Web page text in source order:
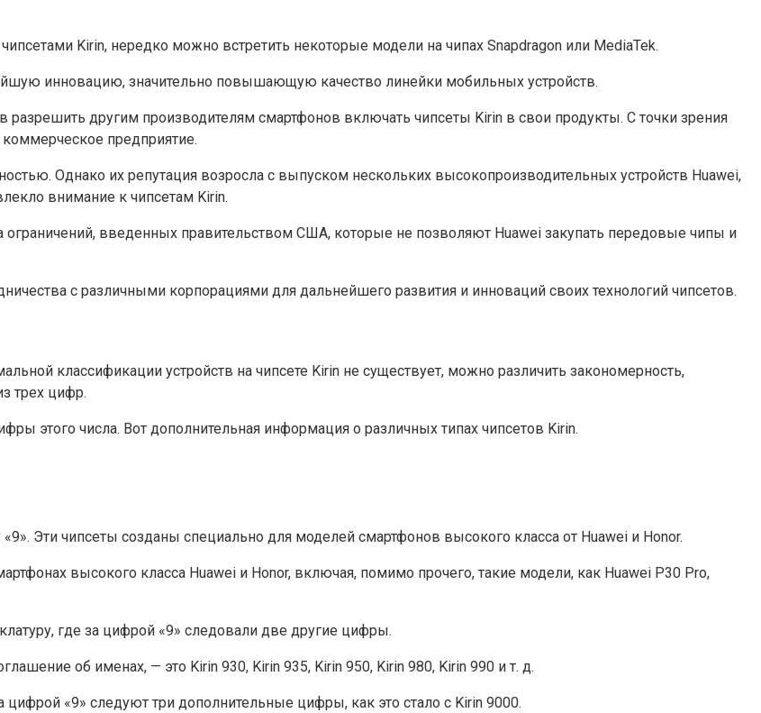
Kirin, нередко можно встретить некоторые модели на чипах Snapdragon или MediaTek.
инновацию, значительно повышающую качество линейки мобильных устройств.
другим производителям смартфонов включать чипсеты Kirin в свои продукты. С точки зрения
коммерческое предприятие.
Однако их репутация возросла с выпуском нескольких высокопроизводительных устройств Huawei,
внимание к чипсетам Kirin.
ограничений, введенных правительством США, которые не позволяют Huawei закупать передовые чипы и
с различными корпорациями для дальнейшего развития и инноваций своих технологий чипсетов.
классификации устройств на чипсете Kirin не существует, можно различить закономерность,
трех цифр.
этого числа. Вот дополнительная информация о различных типах чипсетов Kirin.
Эти чипсеты созданы специально для моделей смартфонов высокого класса от Huawei и Honor.
высокого класса Huawei и Honor, включая, помимо прочего, такие модели, как Huawei P30 Pro,
где за цифрой «9» следовали две другие цифры.
об именах, — это Kirin 930, Kirin 935, Kirin 950, Kirin 980, Kirin 990 и т. д.
«9» следуют три дополнительные цифры, как это стало с Kirin 9000.